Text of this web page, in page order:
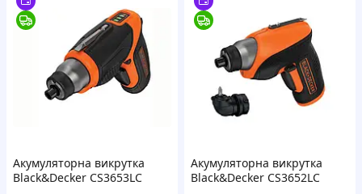
Акумуляторна викрутка
Black&Decker CS3653LC
Акумуляторна викрутка
Black&Decker CS3652LC